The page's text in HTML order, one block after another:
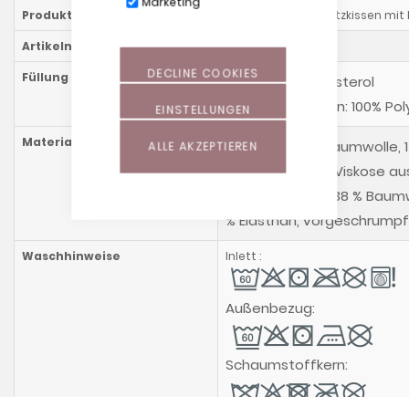
ALLE AKZEPTIEREN
EINSTELLUNGEN
DECLINE COOKIES
Produktname
Orthopädisches Sitzkissen
Artikelnummer
918614600
Füllung
Perlen: 100% Polysterol
Schaumstoffkern: 100%
Materialzusammensetzung
Inlett aus 87% Baumwolle,
Bezug aus 57 % Viskose
Bambusfasern, 38 %
% Elasthan,
Waschhinweise Inlett :
Außenbezug:
Schaumstoffkern: